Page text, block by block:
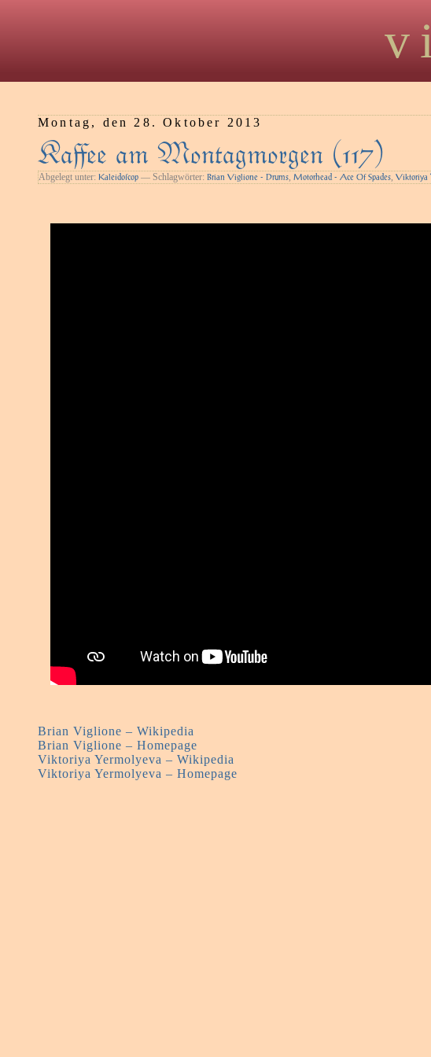
Montag, den 28. Oktober 2013
Kaﬀee am Montagmorgen (117)
Abgelegt unter: Kaleidoſcop — Schlagwörter: Brian Viglione - Drums, Motorhead - Ace Of Spades, Viktoriya
Brian Viglione – Wikipedia
Brian Viglione – Homepage
Viktoriya Yermolyeva – Wikipedia
Viktoriya Yermolyeva – Homepage